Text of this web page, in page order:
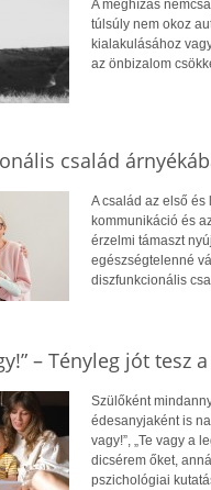
A meghízás
túlsúly nem okoz
kialakulásához
az önbizalom
család
A család az első
kommunikáció és
érzelmi támaszt
egészségtelenné
diszfunkcionális
– Tényleg jót tesz
Szülőként
édesanyjaként is
vagy!”, „Te vagy a
dicsérem őket,
pszichológiai